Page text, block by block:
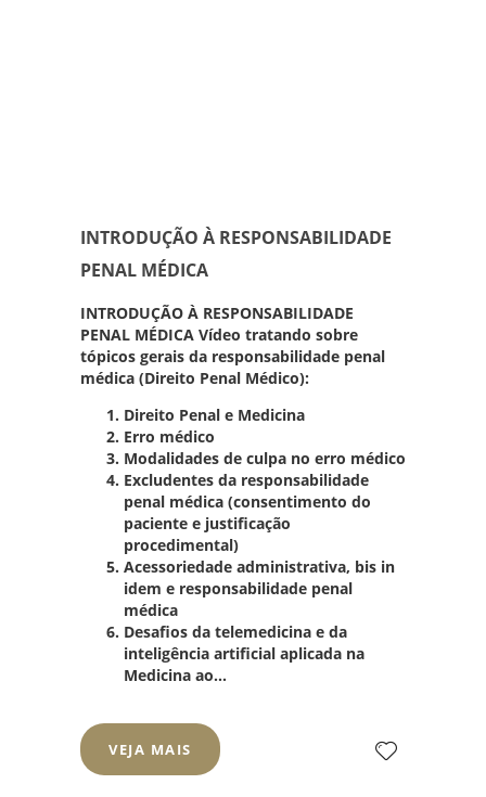
INTRODUÇÃO À RESPONSABILIDADE
PENAL MÉDICA
INTRODUÇÃO À RESPONSABILIDADE
PENAL MÉDICA Vídeo tratando sobre
tópicos gerais da responsabilidade penal
médica (Direito Penal Médico):
Direito Penal e Medicina
Erro médico
Modalidades de culpa no erro médico
Excludentes da responsabilidade
penal médica (consentimento do
paciente e justificação
procedimental)
Acessoriedade administrativa, bis in
idem e responsabilidade penal
médica
Desafios da telemedicina e da
inteligência artificial aplicada na
Medicina ao...
VEJA MAIS